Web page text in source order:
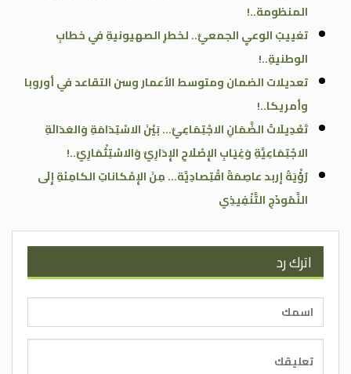
المنظومة..!
تغييبُ الوعيِ الجمعيِّ.. لخطرِ الصهيونيةِ في خطابِ
الوطنيةِ..!
تعديلات الضمان ومتوسط الأعمار وسن التقاعد في أوروبا
وأمريكا..!
تَعْدِيلَاتُ الضَّمَانِ الاجْتِمَاعِيِّ… بَيْنَ الاسْتِدَامَةِ وَالعَدَالَةِ
الاجْتِمَاعِيَّةِ وَغِيَابِ الإِصْلَاحِ الإِدَارِيِّ وَالاسْتِثْمَارِيِّ..!
رُؤْيَةُ إربد عاصِمَةً اقْتِصادِيَّة… مِنَ الإِمْكاناتِ الكامِنَةِ إِلَى
النَّمُوذَجِ التَّنْفِيذِي
اترك رد